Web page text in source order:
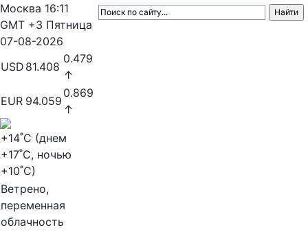
Москва 16:11
GMT +3 Пятница
07-08-2026
USD 81.408
0.479
↑
EUR 94.059
0.869
↑
+14˚C (днем
+17˚C, ночью
+10˚C)
Ветрено,
переменная
облачность